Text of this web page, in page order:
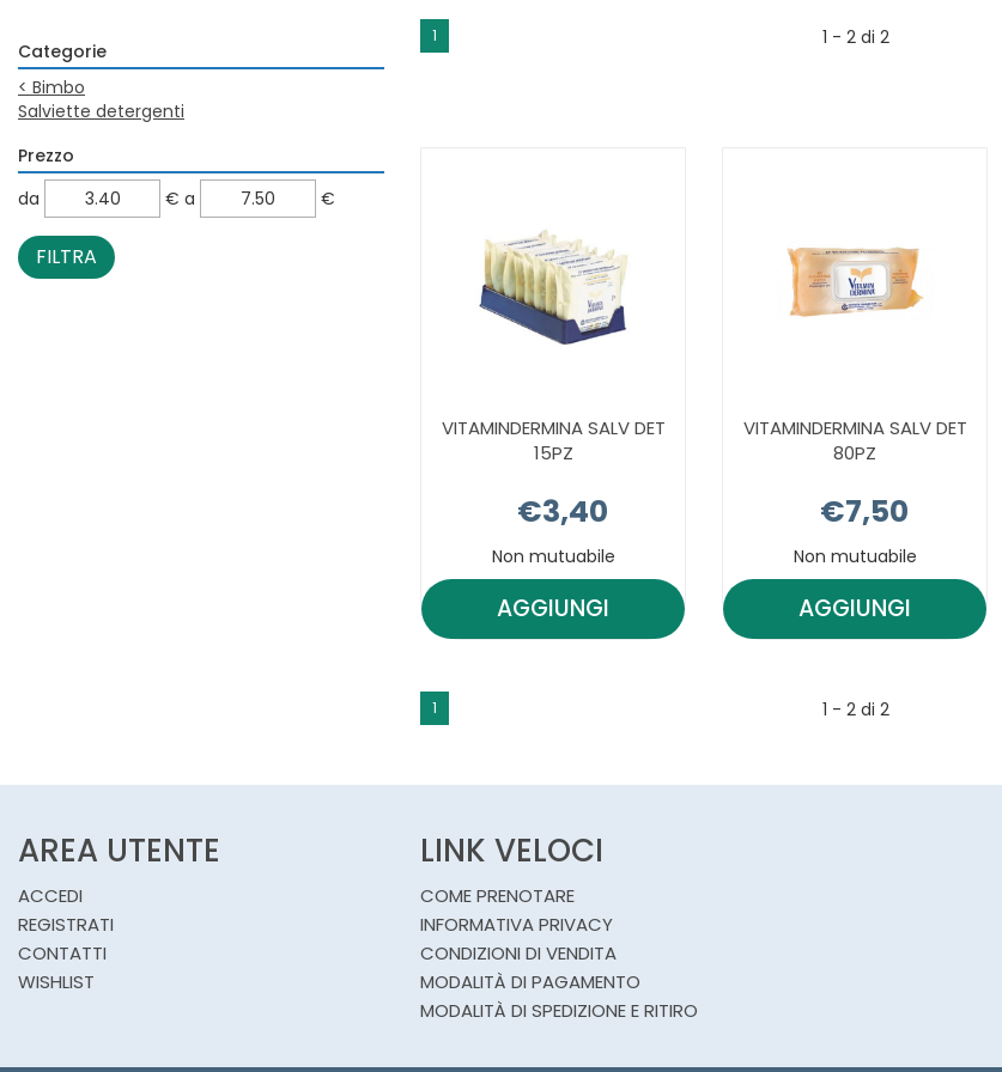
Categorie
< Bimbo
Salviette detergenti
Prezzo
filtra
da € filtra
a €
1 1 - 2 di 2
VITAMINDERMINA SALV DET
15PZ
€3,40
Non mutuabile
AGGIUNGIAGGIUNGI VITAMINDERMINA
VITAMINDERMINA SALV DET
80PZ
€7,50
Non mutuabile
AGGIUNGI
AGGIUNGI
80PZ AL
1 1 - 2 di 2
AREA UTENTE
ACCEDI
REGISTRATI
CONTATTI
WISHLIST
LINK VELOCI
COME PRENOTARE
INFORMATIVA PRIVACY
CONDIZIONI DI VENDITA
MODALITÀ DI PAGAMENTO
MODALITÀ DI SPEDIZIONE E RITIRO